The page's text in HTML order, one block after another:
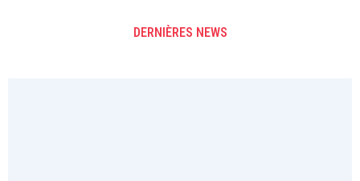
DERNIÈRES NEWS